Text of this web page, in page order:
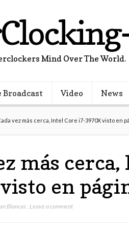
Mind Over The World.
Broadcast Video News
vez más cerca, Intel Core i7-3970X visto en
más
en
Blancas Leave a comment